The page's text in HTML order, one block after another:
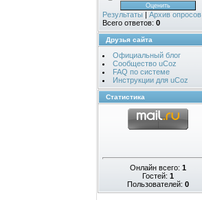
Результаты | Архив опросов
Всего ответов: 0
Друзья сайта
Официальный блог
Сообщество uCoz
FAQ по системе
Инструкции для uCoz
Статистика
Онлайн всего: 1
Гостей: 1
Пользователей: 0